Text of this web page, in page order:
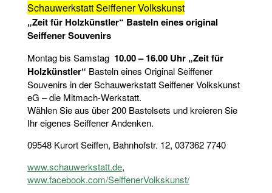
Schauwerkstatt Seiffener Volkskunst
„Zeit für Holzkünstler“ Basteln eines original
Seiffener Souvenirs
Montag bis Samstag 10.00 – 16.00 Uhr „Zeit für
Holzkünstler“ Basteln eines Original Seiffener
Souvenirs in der Schauwerkstatt Seiffener Volkskunst
eG – die Mitmach-Werkstatt.
Wählen Sie aus über 200 Bastelsets und kreieren Sie
Ihr eigenes Seiffener Andenken.
09548 Kurort Seiffen, Bahnhofstr. 12, 037362 7740
www.schauwerkstatt.de,
www.facebook.com/SeiffenerVolkskunst/